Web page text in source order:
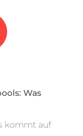
Was
kommt auf